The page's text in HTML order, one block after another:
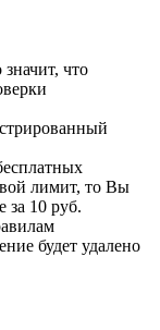
что
лимит, то Вы
за 10 руб.
будет удалено